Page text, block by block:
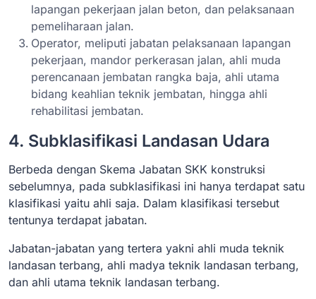
lapangan pekerjaan jalan beton, dan pelaksanaan
pemeliharaan jalan.
Operator, meliputi jabatan pelaksanaan lapangan
pekerjaan, mandor perkerasan jalan, ahli muda
perencanaan jembatan rangka baja, ahli utama
bidang keahlian teknik jembatan, hingga ahli
rehabilitasi jembatan.
4. Subklasifikasi Landasan Udara
Berbeda dengan Skema Jabatan SKK konstruksi
sebelumnya, pada subklasifikasi ini hanya terdapat satu
klasifikasi yaitu ahli saja. Dalam klasifikasi tersebut
tentunya terdapat jabatan.
Jabatan-jabatan yang tertera yakni ahli muda teknik
landasan terbang, ahli madya teknik landasan terbang,
dan ahli utama teknik landasan terbang.